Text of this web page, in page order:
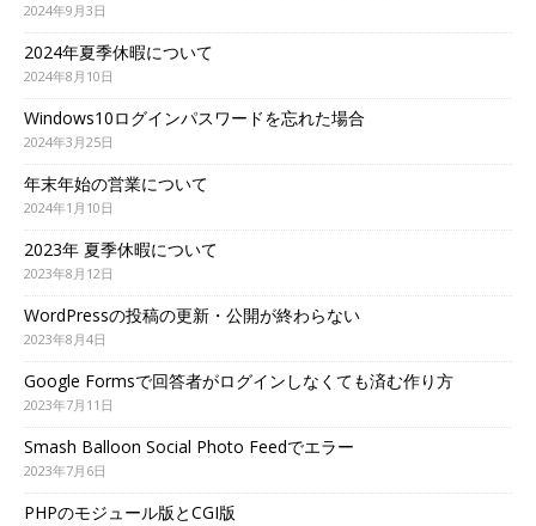
2024年9月3日
2024年夏季休暇について
2024年8月10日
Windows10ログインパスワードを忘れた場合
2024年3月25日
年末年始の営業について
2024年1月10日
2023年 夏季休暇について
2023年8月12日
WordPressの投稿の更新・公開が終わらない
2023年8月4日
Google Formsで回答者がログインしなくても済む作り方
2023年7月11日
Smash Balloon Social Photo Feedでエラー
2023年7月6日
PHPのモジュール版とCGI版